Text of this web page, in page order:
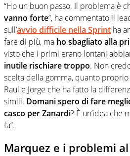
“Ho un buon passo. Il problema è
vanno forte”, ha commentato il
sull’avvio difficile nella Sprint ha
fare di più, ma ho sbagliato alla
visto che i primi erano lontani
inutile rischiare troppo. Non
scelta della gomma, quanto
Raul e Jorge che ha fatto la
simili. Domani spero di fare
casco per Zanardi? È un’idea che
fa”.
Marquez e i problemi